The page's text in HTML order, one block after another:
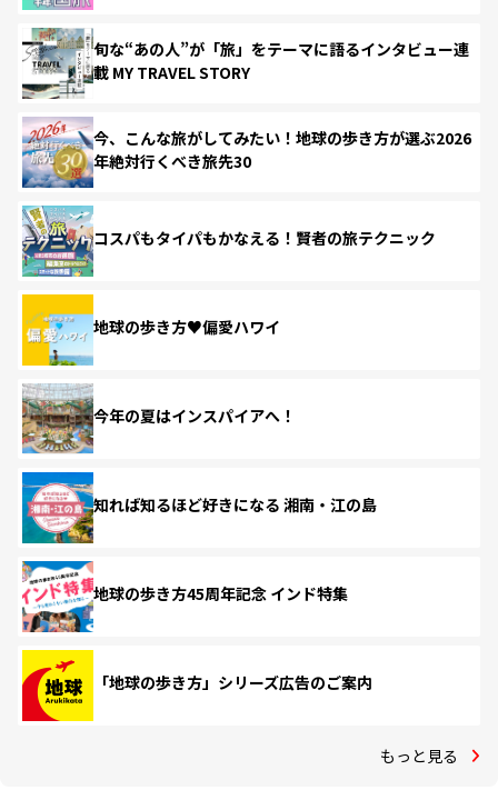
旬な“あの人”が「旅」をテーマに語るインタビュー連
載 MY TRAVEL STORY
今、こんな旅がしてみたい！地球の歩き方が選ぶ2026
年絶対行くべき旅先30
コスパもタイパもかなえる！賢者の旅テクニック
地球の歩き方♥偏愛ハワイ
今年の夏はインスパイアへ！
知れば知るほど好きになる 湘南・江の島
地球の歩き方45周年記念 インド特集
「地球の歩き方」シリーズ広告のご案内
もっと見る